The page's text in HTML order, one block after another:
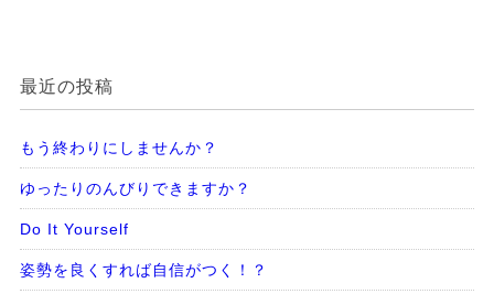
最近の投稿
もう終わりにしませんか？
ゆったりのんびりできますか？
Do It Yourself
姿勢を良くすれば自信がつく！？